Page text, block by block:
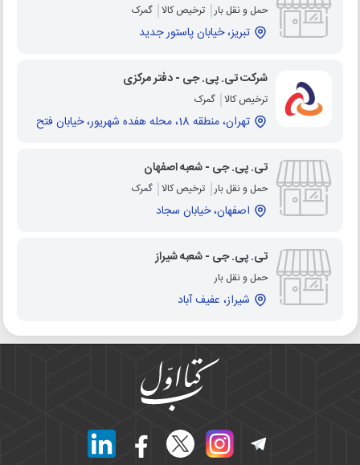
حمل و نقل بار ترخیص کالا گمرک
تبریز، خیابان پاستور جدید
شرکت تی. پی. جی - دفتر مرکزی
ترخیص کالا گمرک
تهران، منطقه 18، محله هفده شهریور، خیابان فتح
تی. پی. جی - شعبه اصفهان
حمل و نقل بار ترخیص کالا گمرک
اصفهان، خیابان سجاد
تی. پی. جی - شعبه شیراز
حمل و نقل بار
شیراز، عفیف آباد